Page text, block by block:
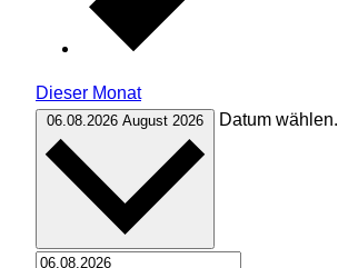
Dieser Monat
06.08.2026 August 2026 Datum wählen.